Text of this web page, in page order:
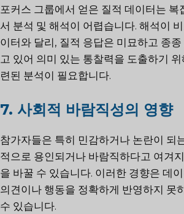
포커스 그룹에서 얻은 질적 데이터는 복
서 분석 및 해석이 어렵습니다. 해석이
이터와 달리, 질적 응답은 미묘하고 종
고 있어 의미 있는 통찰력을 도출하기
련된 분석이 필요합니다.
7. 사회적 바람직성의 영향
참가자들은 특히 민감하거나 논란이 되
적으로 용인되거나 바람직하다고 여겨
을 바꿀 수 있습니다. 이러한 경향은 데
의견이나 행동을 정확하게 반영하지 못
수 있습니다.